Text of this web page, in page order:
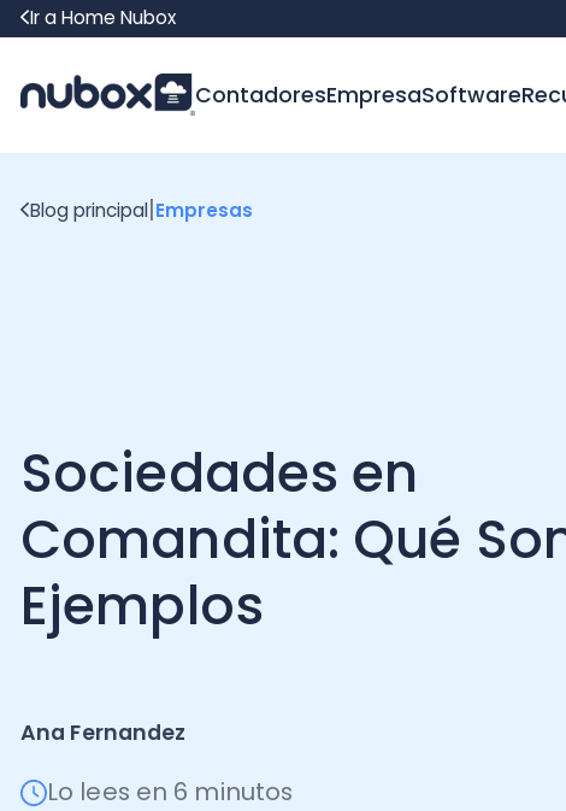
Ir a Home Nubox
ContadoresEmpresaSoftwareRecursos
Comandita: Qué Son y
Ejemplos
Lo lees en 6 minutos